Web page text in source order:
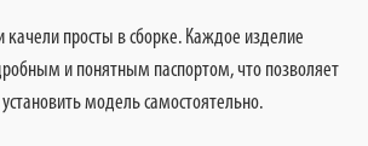
качели просты в сборке. Каждое изделие
и понятным паспортом, что позволяет
модель самостоятельно.